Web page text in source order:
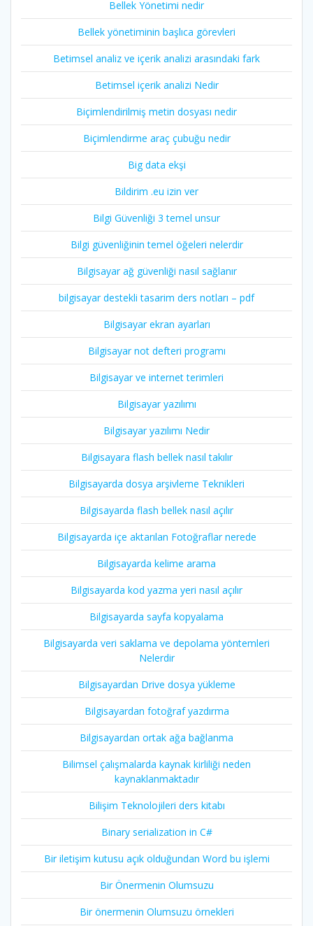
Bellek Yönetimi nedir
Bellek yönetiminin başlıca görevleri
Betimsel analiz ve içerik analizi arasındaki fark
Betimsel içerik analizi Nedir
Biçimlendirilmiş metin dosyası nedir
Biçimlendirme araç çubuğu nedir
Big data ekşi
Bildirim .eu izin ver
Bilgi Güvenliği 3 temel unsur
Bilgi güvenliğinin temel öğeleri nelerdir
Bilgisayar ağ güvenliği nasıl sağlanır
bilgisayar destekli tasarim ders notları – pdf
Bilgisayar ekran ayarları
Bilgisayar not defteri programı
Bilgisayar ve internet terimleri
Bilgisayar yazılımı
Bilgisayar yazılımı Nedir
Bilgisayara flash bellek nasıl takılır
Bilgisayarda dosya arşivleme Teknikleri
Bilgisayarda flash bellek nasıl açılır
Bilgisayarda içe aktarılan Fotoğraflar nerede
Bilgisayarda kelime arama
Bilgisayarda kod yazma yeri nasıl açılır
Bilgisayarda sayfa kopyalama
Bilgisayarda veri saklama ve depolama yöntemleri
Nelerdir
Bilgisayardan Drive dosya yükleme
Bilgisayardan fotoğraf yazdırma
Bilgisayardan ortak ağa bağlanma
Bilimsel çalışmalarda kaynak kirliliği neden
kaynaklanmaktadır
Bilişim Teknolojileri ders kitabı
Binary serialization in C#
Bir iletişim kutusu açık olduğundan Word bu işlemi
Bir Önermenin Olumsuzu
Bir önermenin Olumsuzu örnekleri